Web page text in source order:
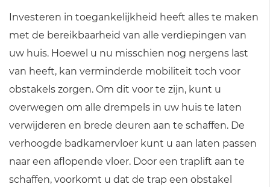
Investeren in toegankelijkheid heeft alles te maken
met de bereikbaarheid van alle verdiepingen van
uw huis. Hoewel u nu misschien nog nergens last
van heeft, kan verminderde mobiliteit toch voor
obstakels zorgen. Om dit voor te zijn, kunt u
overwegen om alle drempels in uw huis te laten
verwijderen en brede deuren aan te schaffen. De
verhoogde badkamervloer kunt u aan laten passen
naar een aflopende vloer. Door een traplift aan te
schaffen, voorkomt u dat de trap een obstakel